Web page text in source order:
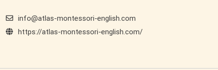
info@atlas-montessori-english.com
https://atlas-montessori-english.com/